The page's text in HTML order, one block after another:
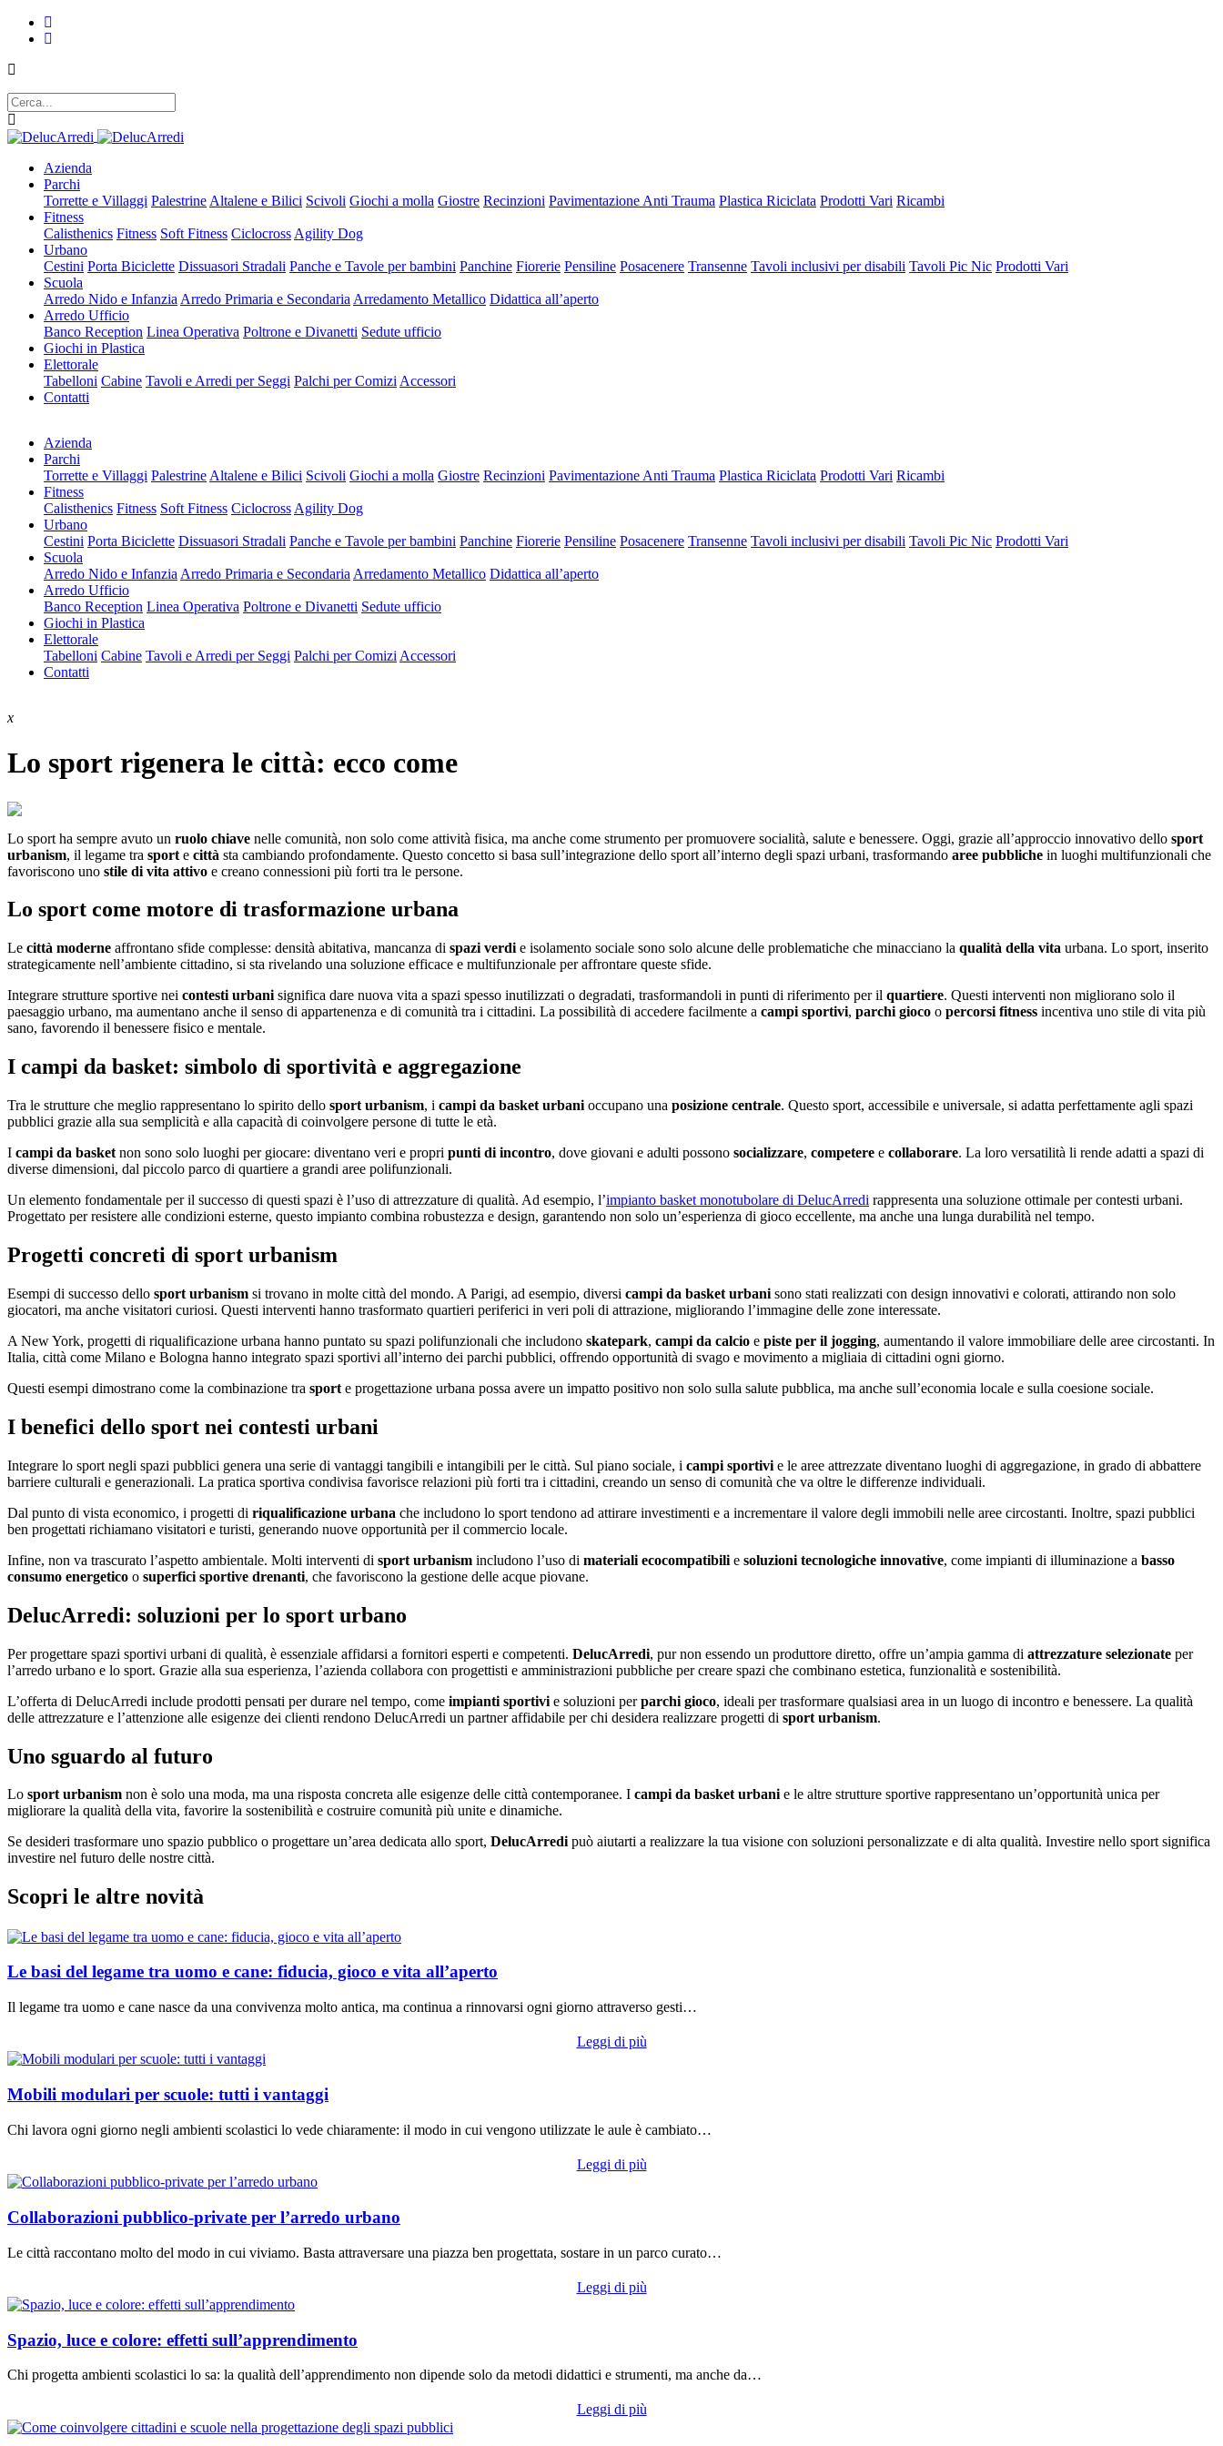
Azienda
Parchi
Torrette e Villaggi Palestrine Altalene e Bilici Scivoli Giochi a molla Giostre Recinzioni Pavimentazione Anti Trauma Plastica Riciclata Prodotti Vari Ricambi
Fitness
Calisthenics Fitness Soft Fitness Ciclocross Agility Dog
Urbano
Cestini Porta Biciclette Dissuasori Stradali Panche e Tavole per bambini Panchine Fiorerie Pensiline Posacenere Transenne Tavoli inclusivi per disabili Tavoli Pic Nic Prodotti Vari
Scuola
Arredo Nido e Infanzia Arredo Primaria e Secondaria Arredamento Metallico Didattica all’aperto
Arredo Ufficio
Banco Reception Linea Operativa Poltrone e Divanetti Sedute ufficio
Giochi in Plastica
Elettorale
Tabelloni Cabine Tavoli e Arredi per Seggi Palchi per Comizi Accessori
Contatti
Azienda
Parchi
Torrette e Villaggi Palestrine Altalene e Bilici Scivoli Giochi a molla Giostre Recinzioni Pavimentazione Anti Trauma Plastica Riciclata Prodotti Vari Ricambi
Fitness
Calisthenics Fitness Soft Fitness Ciclocross Agility Dog
Urbano
Cestini Porta Biciclette Dissuasori Stradali Panche e Tavole per bambini Panchine Fiorerie Pensiline Posacenere Transenne Tavoli inclusivi per disabili Tavoli Pic Nic Prodotti Vari
Scuola
Arredo Nido e Infanzia Arredo Primaria e Secondaria Arredamento Metallico Didattica all’aperto
Arredo Ufficio
Banco Reception Linea Operativa Poltrone e Divanetti Sedute ufficio
Giochi in Plastica
Elettorale
Tabelloni Cabine Tavoli e Arredi per Seggi Palchi per Comizi Accessori
Contatti
x
Lo sport rigenera le città: ecco come
Lo sport ha sempre avuto un ruolo chiave nelle comunità, non solo come attività fisica, ma anche come strumento per promuovere socialità, salute e benessere. Oggi, grazie all’approccio innovativo dello sport
urbanism, il legame tra sport e città sta cambiando profondamente. Questo concetto si basa sull’integrazione dello sport all’interno degli spazi urbani, trasformando aree pubbliche in luoghi multifunzionali che
favoriscono uno stile di vita attivo e creano connessioni più forti tra le persone.
Lo sport come motore di trasformazione urbana
Le città moderne affrontano sfide complesse: densità abitativa, mancanza di spazi verdi e isolamento sociale sono solo alcune delle problematiche che minacciano la qualità della vita urbana. Lo sport, inserito
strategicamente nell’ambiente cittadino, si sta rivelando una soluzione efficace e multifunzionale per affrontare queste sfide.
Integrare strutture sportive nei contesti urbani significa dare nuova vita a spazi spesso inutilizzati o degradati, trasformandoli in punti di riferimento per il quartiere. Questi interventi non migliorano solo il
paesaggio urbano, ma aumentano anche il senso di appartenenza e di comunità tra i cittadini. La possibilità di accedere facilmente a campi sportivi, parchi gioco o percorsi fitness incentiva uno stile di vita più
sano, favorendo il benessere fisico e mentale.
I campi da basket: simbolo di sportività e aggregazione
Tra le strutture che meglio rappresentano lo spirito dello sport urbanism, i campi da basket urbani occupano una posizione centrale. Questo sport, accessibile e universale, si adatta perfettamente agli spazi
pubblici grazie alla sua semplicità e alla capacità di coinvolgere persone di tutte le età.
I campi da basket non sono solo luoghi per giocare: diventano veri e propri punti di incontro, dove giovani e adulti possono socializzare, competere e collaborare. La loro versatilità li rende adatti a spazi di
diverse dimensioni, dal piccolo parco di quartiere a grandi aree polifunzionali.
Un elemento fondamentale per il successo di questi spazi è l’uso di attrezzature di qualità. Ad esempio, l’impianto basket monotubolare di DelucArredi rappresenta una soluzione ottimale per contesti urbani.
Progettato per resistere alle condizioni esterne, questo impianto combina robustezza e design, garantendo non solo un’esperienza di gioco eccellente, ma anche una lunga durabilità nel tempo.
Progetti concreti di sport urbanism
Esempi di successo dello sport urbanism si trovano in molte città del mondo. A Parigi, ad esempio, diversi campi da basket urbani sono stati realizzati con design innovativi e colorati, attirando non solo
giocatori, ma anche visitatori curiosi. Questi interventi hanno trasformato quartieri periferici in veri poli di attrazione, migliorando l’immagine delle zone interessate.
A New York, progetti di riqualificazione urbana hanno puntato su spazi polifunzionali che includono skatepark, campi da calcio e piste per il jogging, aumentando il valore immobiliare delle aree circostanti. In
Italia, città come Milano e Bologna hanno integrato spazi sportivi all’interno dei parchi pubblici, offrendo opportunità di svago e movimento a migliaia di cittadini ogni giorno.
Questi esempi dimostrano come la combinazione tra sport e progettazione urbana possa avere un impatto positivo non solo sulla salute pubblica, ma anche sull’economia locale e sulla coesione sociale.
I benefici dello sport nei contesti urbani
Integrare lo sport negli spazi pubblici genera una serie di vantaggi tangibili e intangibili per le città. Sul piano sociale, i campi sportivi e le aree attrezzate diventano luoghi di aggregazione, in grado di abbattere
barriere culturali e generazionali. La pratica sportiva condivisa favorisce relazioni più forti tra i cittadini, creando un senso di comunità che va oltre le differenze individuali.
Dal punto di vista economico, i progetti di riqualificazione urbana che includono lo sport tendono ad attirare investimenti e a incrementare il valore degli immobili nelle aree circostanti. Inoltre, spazi pubblici
ben progettati richiamano visitatori e turisti, generando nuove opportunità per il commercio locale.
Infine, non va trascurato l’aspetto ambientale. Molti interventi di sport urbanism includono l’uso di materiali ecocompatibili e soluzioni tecnologiche innovative, come impianti di illuminazione a basso
consumo energetico o superfici sportive drenanti, che favoriscono la gestione delle acque piovane.
DelucArredi: soluzioni per lo sport urbano
Per progettare spazi sportivi urbani di qualità, è essenziale affidarsi a fornitori esperti e competenti. DelucArredi, pur non essendo un produttore diretto, offre un’ampia gamma di attrezzature selezionate per
l’arredo urbano e lo sport. Grazie alla sua esperienza, l’azienda collabora con progettisti e amministrazioni pubbliche per creare spazi che combinano estetica, funzionalità e sostenibilità.
L’offerta di DelucArredi include prodotti pensati per durare nel tempo, come impianti sportivi e soluzioni perparchi gioco, ideali per trasformare qualsiasi area in un luogo di incontro e benessere. La qualità
delle attrezzature e l’attenzione alle esigenze dei clienti rendono DelucArredi un partner affidabile per chi desidera realizzare progetti di sport urbanism.
Uno sguardo al futuro
Lo sport urbanism non è solo una moda, ma una risposta concreta alle esigenze delle città contemporanee. I campi da basket urbanie le altre strutture sportive rappresentano un’opportunità unica per
migliorare la qualità della vita, favorire la sostenibilità e costruire comunità più unite e dinamiche.
Se desideri trasformare uno spazio pubblico o progettare un’area dedicata allo sport, DelucArredipuò aiutarti a realizzare la tua visione con soluzioni personalizzate e di alta qualità. Investire nello sport significa
investire nel futuro delle nostre città.
Scopri le altre novità
Le basi del legame tra uomo e cane: fiducia, gioco e vita all’aperto
Il legame tra uomo e cane nasce da una convivenza molto antica, ma continua a rinnovarsi ogni giorno attraverso gesti…
Leggi di più
Mobili modulari per scuole: tutti i vantaggi
Chi lavora ogni giorno negli ambienti scolastici lo vede chiaramente: il modo in cui vengono utilizzate le aule è cambiato…
Leggi di più
Collaborazioni pubblico-private per l’arredo urbano
Le città raccontano molto del modo in cui viviamo. Basta attraversare una piazza ben progettata, sostare in un parco curato…
Leggi di più
Spazio, luce e colore: effetti sull’apprendimento
Chi progetta ambienti scolastici lo sa: la qualità dell’apprendimento non dipende solo da metodi didattici e strumenti, ma anche da…
Leggi di più